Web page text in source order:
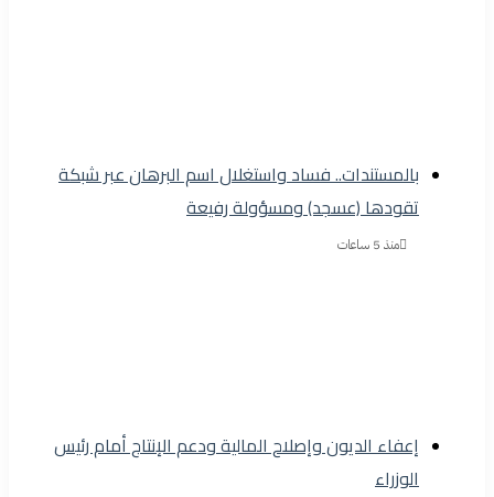
بالمستندات.. فساد واستغلال اسم البرهان عبر شبكة
تقودها (عسجد) ومسؤولة رفيعة
منذ 5 ساعات
إعفاء الديون وإصلاح المالية ودعم الإنتاج أمام رئيس
الوزراء